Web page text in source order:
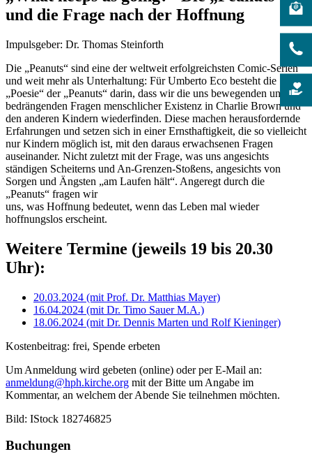
und die Frage nach der Hoffnung
Impulsgeber: Dr. Thomas Steinforth
Die „Peanuts“ sind eine der weltweit erfolgreichsten Comic-Serien
und weit mehr als Unterhaltung: Für Umberto Eco besteht die
„Poesie“ der „Peanuts“ darin, dass wir die uns bewegenden und
bedrängenden Fragen menschlicher Existenz in Charlie Brown und
den anderen Kindern wiederfinden. Diese machen herausfordernde
Erfahrungen und setzen sich in einer Ernsthaftigkeit, die so vielleicht
nur Kindern möglich ist, mit den daraus erwachsenen Fragen
auseinander. Nicht zuletzt mit der Frage, was uns angesichts
ständigen Scheiterns und An-Grenzen-Stoßens, angesichts von
Sorgen und Ängsten „am Laufen hält“. Angeregt durch die
„Peanuts“ fragen wir
uns, was Hoffnung bedeutet, wenn das Leben mal wieder
hoffnungslos erscheint.
Weitere Termine (jeweils 19 bis 20.30
Uhr):
20.03.2024 (mit Prof. Dr. Matthias Mayer)
16.04.2024 (mit Dr. Timo Sauer M.A.)
18.06.2024 (mit Dr. Dennis Marten und Rolf Kieninger)
Kostenbeitrag: frei, Spende erbeten
Um Anmeldung wird gebeten (online) oder per E-Mail an:
anmeldung@hph.kirche.org mit der Bitte um Angabe im
Kommentar, an welchem der Abende Sie teilnehmen möchten.
Bild: IStock 182746825
Buchungen